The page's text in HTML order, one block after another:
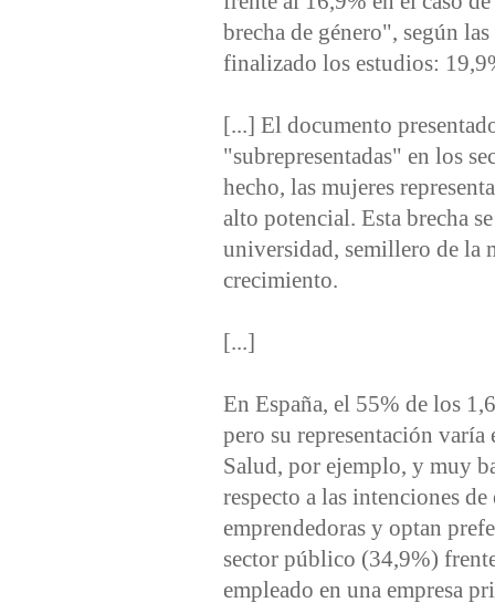
brecha de género", según
finalizado los estudios:
[...] El documento
"subrepresentadas" en los
hecho, las mujeres
alto potencial. Esta brecha
universidad, semillero de la
crecimiento.
[...]
En España, el 55% de los
pero su representación varía
Salud, por ejemplo, y muy
respecto a las intenciones
emprendedoras y optan
sector público (34,9%)
empleado en una empresa